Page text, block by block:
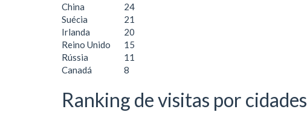
China
24
Suécia
21
Irlanda
20
Reino Unido
15
Rússia
11
Canadá
8
Ranking de visitas por cidades